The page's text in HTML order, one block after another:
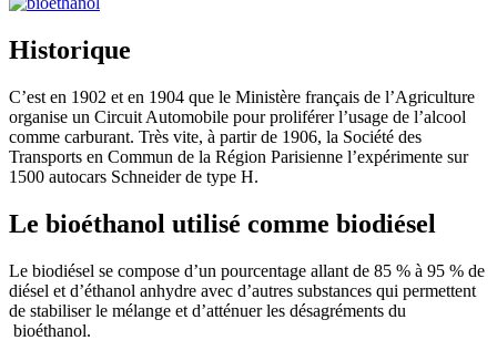
Historique
C’est en 1902 et en 1904 que le Ministère français de l’Agriculture
organise un Circuit Automobile pour proliférer l’usage de l’alcool
comme carburant. Très vite, à partir de 1906, la Société des
Transports en Commun de la Région Parisienne l’expérimente sur
1500 autocars Schneider de type H.
Le bioéthanol utilisé comme biodiésel
Le biodiésel se compose d’un pourcentage allant de 85 % à 95 % de
diésel et d’éthanol anhydre avec d’autres substances qui permettent
de stabiliser le mélange et d’atténuer les désagréments du
bioéthanol.